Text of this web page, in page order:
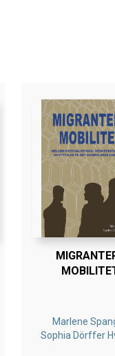
Marlene
Sophia Dörffer